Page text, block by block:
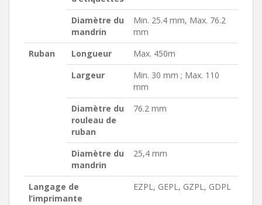
Diamètre du
mandrin
Min. 25.4 mm, Max. 76.2
mm
Ruban
Longueur
Max. 450m
Largeur
Min. 30 mm ; Max. 110
mm
Diamètre du
rouleau de
ruban
76.2 mm
Diamètre du
mandrin
25,4 mm
Langage de
l’imprimante
EZPL, GEPL, GZPL, GDPL